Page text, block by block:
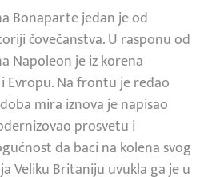
Bonaparte jedan je od
čovečanstva. U rasponu od
Napoleon je iz korena
Evropu. Na frontu je ređao
mira iznova je napisao
prosvetu i
da baci na kolena svog
Veliku Britaniju uvukla ga je u